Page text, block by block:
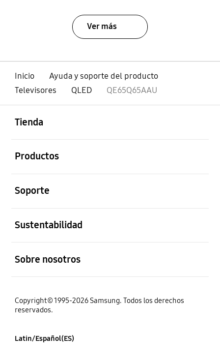
Ver más
Inicio
Ayuda y soporte del producto
Televisores
QLED QE65Q65AAU
Tienda
Productos
Soporte
Sustentabilidad
Sobre nosotros
Copyright© 1995-2026 Samsung. Todos los derechos
reservados.
Latin/Español(ES)